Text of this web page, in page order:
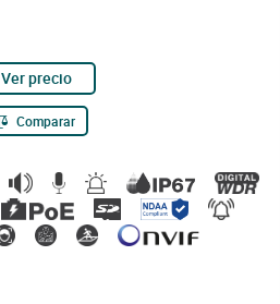
Ver precio
Comparar